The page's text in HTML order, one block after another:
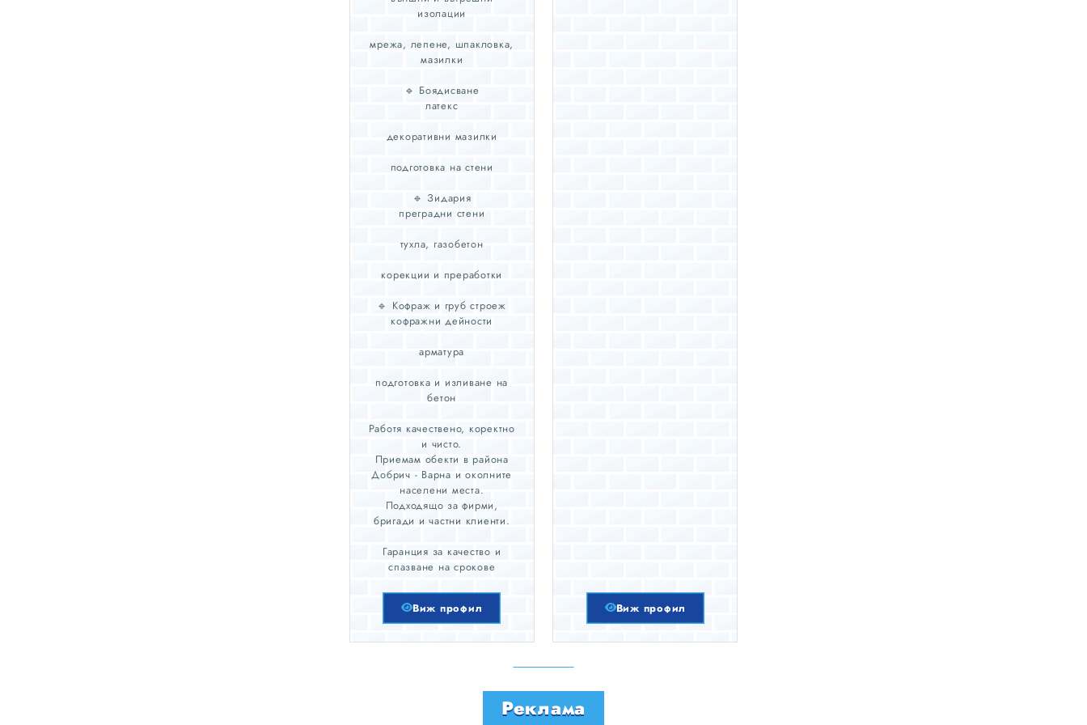
изолации
мрежа, лепене, шпакловка,
мазилки
🔹 Боядисване
латекс
декоративни мазилки
подготовка на стени
🔹 Зидария
преградни стени
тухла, газобетон
корекции и преработки
🔹 Кофраж и груб строеж
кофражни дейности
арматура
подготовка и изливане на
бетон
Работя качествено, коректно
и чисто.
Приемам обекти в района
Добрич - Варна и околните
населени места.
Подходящо за фирми,
бригади и частни клиенти.
Гаранция за качество и
спазване на срокове
Виж профил Виж профил
Реклама